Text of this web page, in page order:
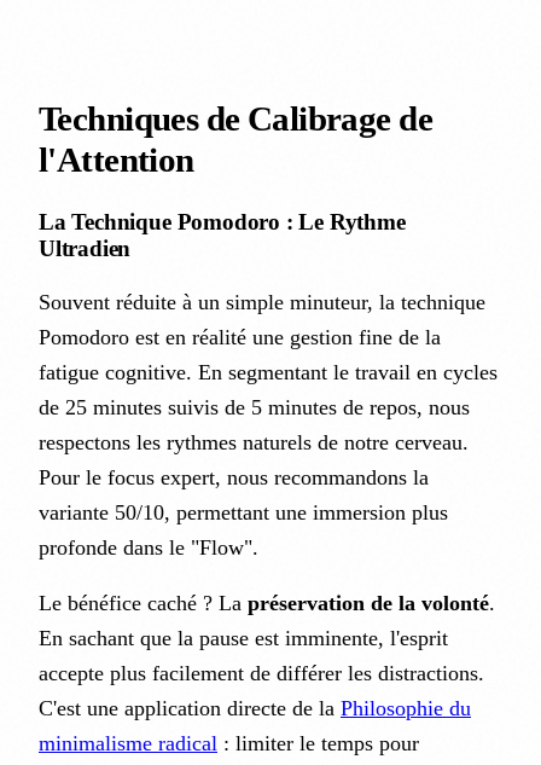
Techniques de Calibrage de
l'Attention
La Technique Pomodoro : Le Rythme
Ultradien
Souvent réduite à un simple minuteur, la technique
Pomodoro est en réalité une gestion fine de la
fatigue cognitive. En segmentant le travail en cycles
de 25 minutes suivis de 5 minutes de repos, nous
respectons les rythmes naturels de notre cerveau.
Pour le focus expert, nous recommandons la
variante 50/10, permettant une immersion plus
profonde dans le "Flow".
Le bénéfice caché ? La préservation de la volonté.
En sachant que la pause est imminente, l'esprit
accepte plus facilement de différer les distractions.
C'est une application directe de la Philosophie du
minimalisme radical : limiter le temps pour